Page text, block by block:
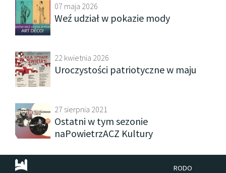
07 maja 2026
Weź udział w pokazie mody
22 kwietnia 2026
Uroczystości patriotyczne w maju
27 sierpnia 2021
Ostatni w tym sezonie
naPowietrzACZ Kultury
RODO